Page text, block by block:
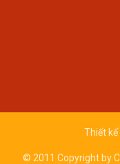
Thiết
© 2011 Copyright by